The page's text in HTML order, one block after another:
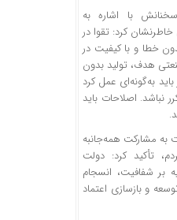
با اشاره به
کرد: تقوا در
خطا و با کیفیت در
هدف، تولید بدون
به‌گونه‌ای عمل کرد
نباشد. اصلاحات باید
به مشارکت همه‌جانبه
تأکید کرد: دولت
بر شفافیت، انسجام
و بازسازی اعتماد